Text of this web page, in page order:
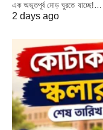
এক অভূতপূর্ব মোড় ঘুরতে যাচ্ছে!…
2 days ago